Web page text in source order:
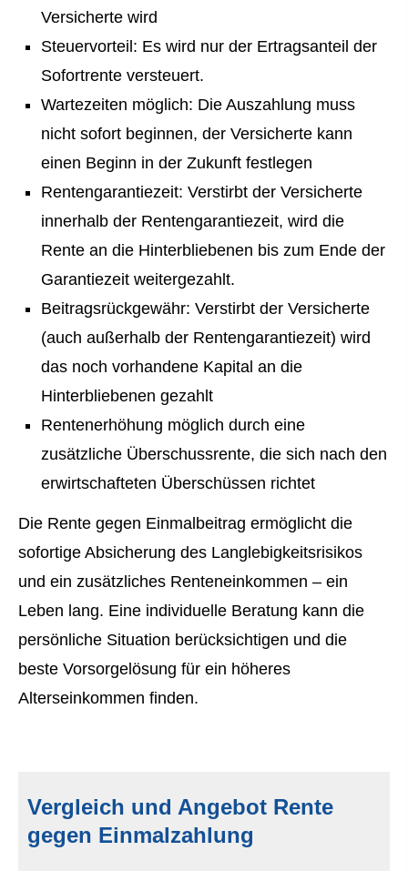
Versicherte wird
Steuervorteil: Es wird nur der Ertragsanteil der
Sofortrente versteuert.
Wartezeiten möglich: Die Auszahlung muss
nicht sofort beginnen, der Versicherte kann
einen Beginn in der Zukunft festlegen
Rentengarantiezeit: Verstirbt der Versicherte
innerhalb der Rentengarantiezeit, wird die
Rente an die Hinterbliebenen bis zum Ende der
Garantiezeit weitergezahlt.
Beitragsrückgewähr: Verstirbt der Versicherte
(auch außerhalb der Rentengarantiezeit) wird
das noch vorhandene Kapital an die
Hinterbliebenen gezahlt
Rentenerhöhung möglich durch eine
zusätzliche Überschussrente, die sich nach den
erwirtschafteten Überschüssen richtet
Die Rente gegen Einmalbeitrag ermöglicht die
sofortige Absicherung des Langlebigkeitsrisikos
und ein zusätzliches Renteneinkommen – ein
Leben lang. Eine individuelle Beratung kann die
persönliche Situation berücksichtigen und die
beste Vorsorgelösung für ein höheres
Alterseinkommen finden.
Vergleich und Angebot Rente
gegen Einmal­zahlung